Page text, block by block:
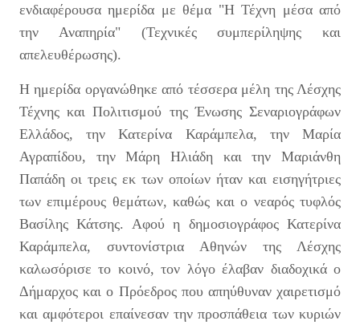
ενδιαφέρουσα ημερίδα με θέμα "Η Τέχνη μέσα από
την Αναπηρία" (Τεχνικές συμπερίληψης και
απελευθέρωσης).
Η ημερίδα οργανώθηκε από τέσσερα μέλη της Λέσχης
Τέχνης και Πολιτισμού της Ένωσης Σεναριογράφων
Ελλάδος, την Κατερίνα Καράμπελα, την Μαρία
Αγραπίδου, την Μάρη Ηλιάδη και την Μαριάνθη
Παπάδη οι τρεις εκ των οποίων ήταν και εισηγήτριες
των επιμέρους θεμάτων, καθώς και ο νεαρός τυφλός
Βασίλης Κάτσης. Αφού η δημοσιογράφος Κατερίνα
Καράμπελα, συντονίστρια Αθηνών της Λέσχης
καλωσόρισε το κοινό, τον λόγο έλαβαν διαδοχικά ο
Δήμαρχος και ο Πρόεδρος που απηύθυναν χαιρετισμό
και αμφότεροι επαίνεσαν την προσπάθεια των κυριών